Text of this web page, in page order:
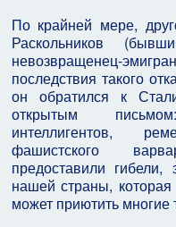
По крайней мере,
Раскольников
невозвращенец-
последствия такого
он обратился к
открытым
интеллигентов,
фашистского
предоставили
нашей страны,
может приютить многие